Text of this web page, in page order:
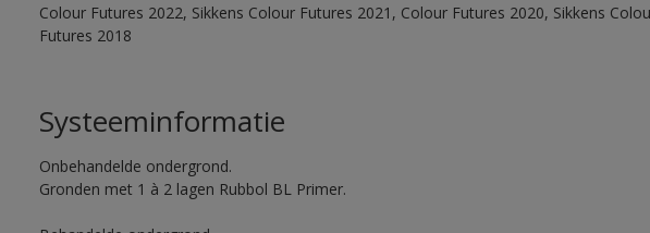
Colour Futures 2022, Sikkens Colour Futures 2021, Colour Futures 2020, Sikkens
Futures 2018
Systeeminformatie
Onbehandelde ondergrond.
Gronden met 1 à 2 lagen Rubbol BL Primer.